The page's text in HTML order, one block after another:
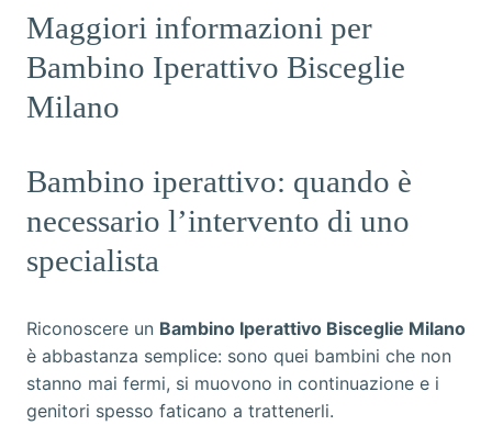
Maggiori informazioni per
Bambino Iperattivo Bisceglie
Milano
Bambino iperattivo: quando è
necessario l’intervento di uno
specialista
Riconoscere un Bambino Iperattivo Bisceglie Milano
è abbastanza semplice: sono quei bambini che non
stanno mai fermi, si muovono in continuazione e i
genitori spesso faticano a trattenerli.